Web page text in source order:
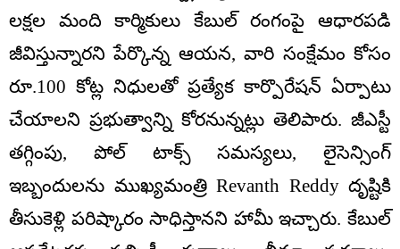
లక్షల మంది కార్మికులు కేబుల్ రంగంపై ఆధారపడి
జీవిస్తున్నారని పేర్కొన్న ఆయన, వారి సంక్షేమం కోసం
రూ.100 కోట్ల నిధులతో ప్రత్యేక కార్పొరేషన్ ఏర్పాటు
చేయాలని ప్రభుత్వాన్ని కోరనున్నట్లు తెలిపారు. జీఎస్టీ
తగ్గింపు, పోల్ టాక్స్ సమస్యలు, లైసెన్సింగ్
ఇబ్బందులను ముఖ్యమంత్రి Revanth Reddy దృష్టికి
తీసుకెళ్లి పరిష్కారం సాధిస్తానని హామీ ఇచ్చారు. కేబుల్